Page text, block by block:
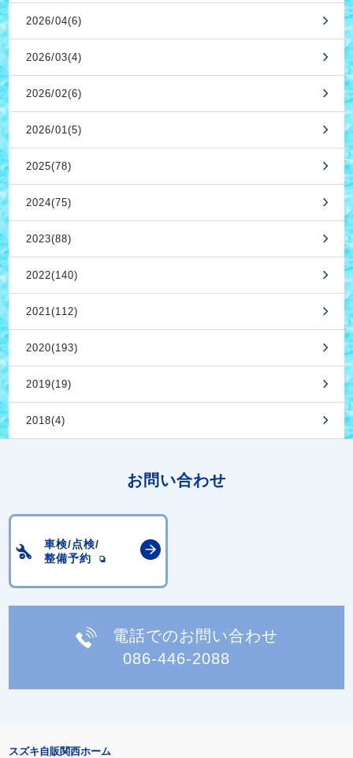
2026/04(6)
2026/03(4)
2026/02(6)
2026/01(5)
2025(78)
2024(75)
2023(88)
2022(140)
2021(112)
2020(193)
2019(19)
2018(4)
お問い合わせ
車検/点検/
整備予約
電話でのお問い合わせ
086-446-2088
スズキ自販関西ホーム